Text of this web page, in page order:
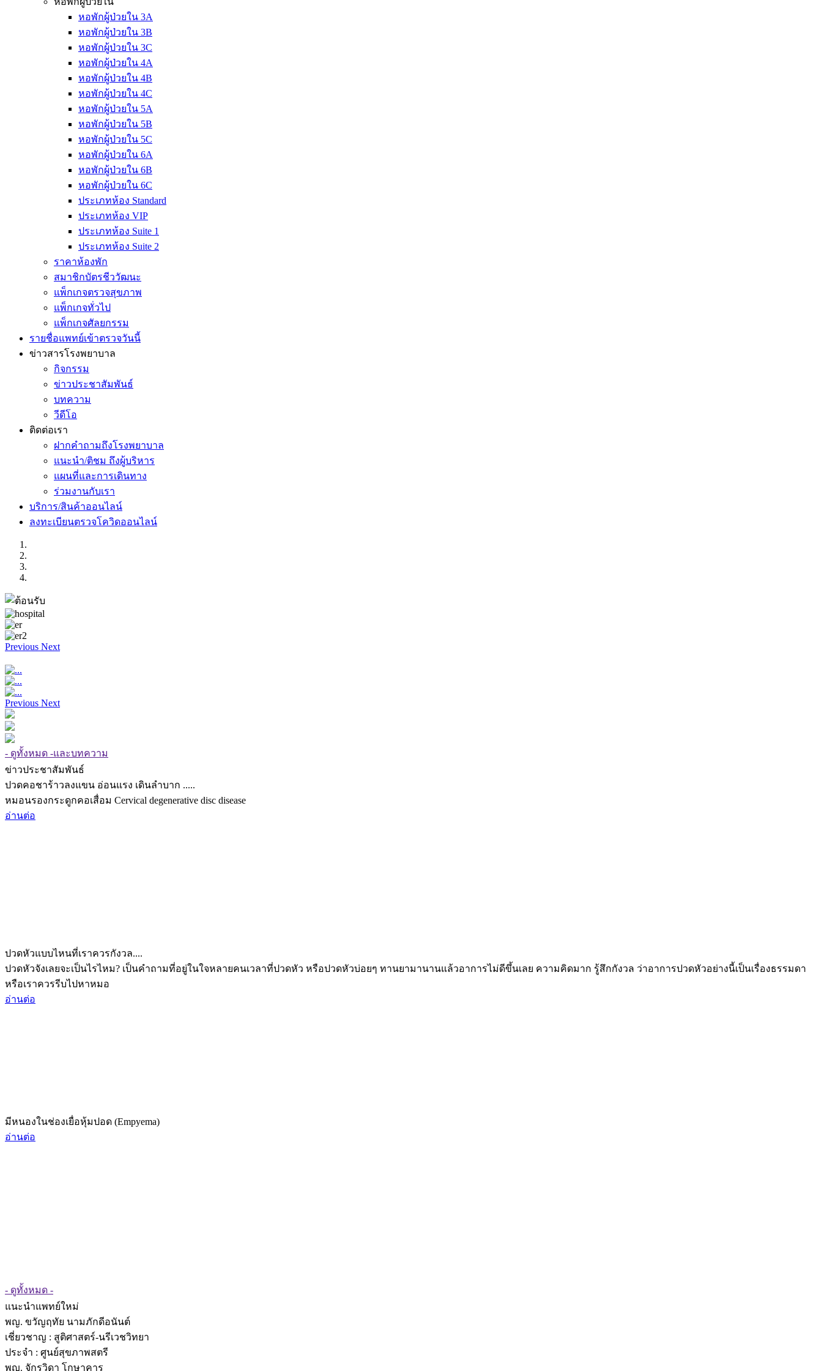
หอพักผู้ป่วยใน 3A
หอพักผู้ป่วยใน 3B
หอพักผู้ป่วยใน 3C
หอพักผู้ป่วยใน 4A
หอพักผู้ป่วยใน 4B
หอพักผู้ป่วยใน 4C
หอพักผู้ป่วยใน 5A
หอพักผู้ป่วยใน 5B
หอพักผู้ป่วยใน 5C
หอพักผู้ป่วยใน 6A
หอพักผู้ป่วยใน 6B
หอพักผู้ป่วยใน 6C
ประเภทห้อง Standard
ประเภทห้อง VIP
ประเภทห้อง Suite 1
ประเภทห้อง Suite 2
ราคาห้องพัก
สมาชิกบัตรชีววัฒนะ
แพ็กเกจตรวจสุขภาพ
แพ็กเกจทั่วไป
แพ็กเกจศัลยกรรม
รายชื่อแพทย์เข้าตรวจวันนี้
ข่าวสารโรงพยาบาล
กิจกรรม
ข่าวประชาสัมพันธ์
บทความ
วีดีโอ
ติดต่อเรา
ฝากคำถามถึงโรงพยาบาล
แนะนำ/ติชม ถึงผู้บริหาร
แผนที่และการเดินทาง
ร่วมงานกับเรา
บริการ/สินค้าออนไลน์
ลงทะเบียนตรวจโควิดออนไลน์
Previous Next
Previous Next
- ดูทั้งหมด -และบทความ
ข่าวประชาสัมพันธ์
ปวดคอชาร้าวลงแขน อ่อนแรง เดินลำบาก .....
หมอนรองกระดูกคอเสื่อม Cervical degenerative disc disease
อ่านต่อ
ปวดหัวแบบไหนที่เราควรกังวล....
ปวดหัวจังเลยจะเป็นไรไหม? เป็นคำถามที่อยู่ในใจหลายคนเวลาที่ปวดหัว หรือปวดหัวบ่อยๆ ทานยามานานแล้วอาการไม่ดีขึ้นเลย ความคิดมาก รู้สึกกังวล ว่าอาการปวดหัวอย่างนี้เป็นเรื่องธรรมดา
หรือเราควรรีบไปหาหมอ
อ่านต่อ
มีหนองในช่องเยื่อหุ้มปอด (Empyema)
อ่านต่อ
- ดูทั้งหมด -
แนะนำแพทย์ใหม่
พญ. ขวัญฤทัย นามภักดีอนันต์
เชี่ยวชาญ : สูติศาสตร์-นรีเวชวิทยา
ประจำ : ศูนย์สุขภาพสตรี
พญ. จักรวิดา โกษาคาร